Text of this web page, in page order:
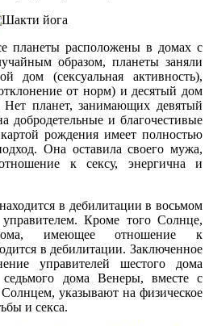
планеты расположены в домах с
образом, планеты заняли
дом (сексуальная активность),
от норм) и десятый дом
Нет планет, занимающих девятый
добродетельные и благочестивые
рождения имеет полностью
Она оставила своего мужа,
к сексу, энергична и
в дебилитации в восьмом
Кроме того Солнце,
имеющее отношение к
в дебилитации. Заключенное
управителей шестого дома
дома Венеры, вместе с
указывают на физическое
и секса.